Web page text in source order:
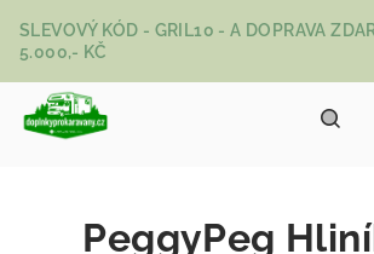
SLEVOVÝ KÓD - GRIL10 - A DOPRAVA
5.000,- KČ
PeggyPeg